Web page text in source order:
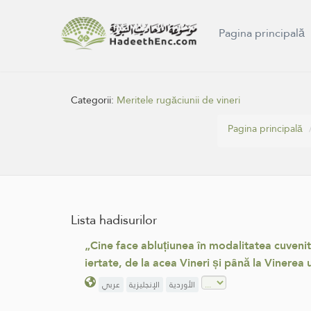
Pagina principală
Categorii: Meritele rugăciunii de vineri
Pagina principală
Lista hadisurilor
„Cine face abluțiunea în modalitatea
iertate, de la acea Vineri și până la
عربي الإنجليزية الأوردية